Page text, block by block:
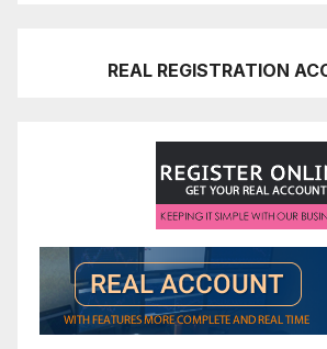
REAL REGISTRATION